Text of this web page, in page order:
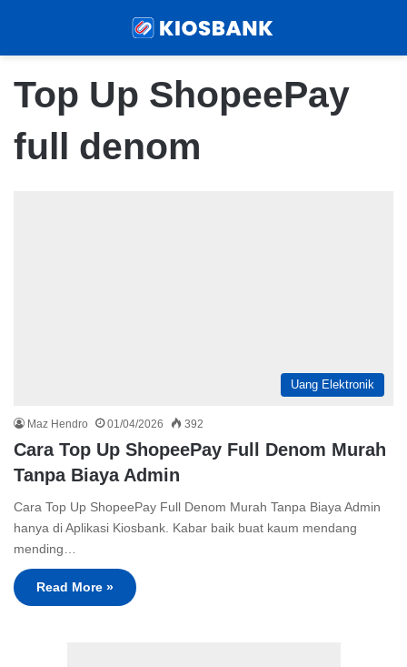
Top Up ShopeePay
full denom
Uang Elektronik
Maz Hendro 01/04/2026 392
Cara Top Up ShopeePay Full Denom Murah
Tanpa Biaya Admin
Cara Top Up ShopeePay Full Denom Murah Tanpa Biaya Admin
hanya di Aplikasi Kiosbank. Kabar baik buat kaum mendang
mending…
Read More »